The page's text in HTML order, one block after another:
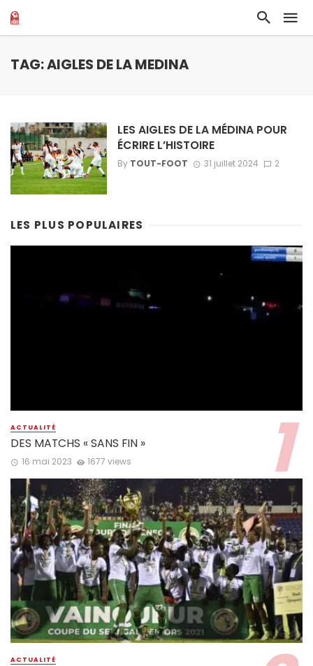
TAG: AIGLES DE LA MEDINA
LES AIGLES DE LA MÉDINA POUR
ÉCRIRE L’HISTOIRE
By TOUT-FOOT 31 juillet 2024 2
LES PLUS POPULAIRES
ACTUALITÉ
DES MATCHS « SANS FIN »
16 mai 2023 1677 views
ACTUALITÉ